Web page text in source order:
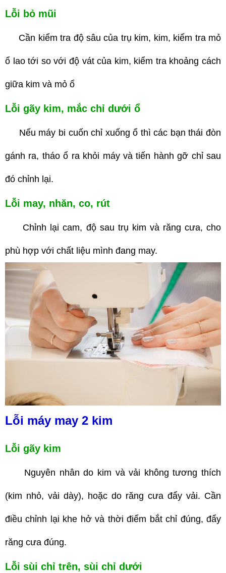
Lỗi bỏ mũi
Cần kiểm tra độ sâu của trụ kim, kim, kiểm tra mỏ
ổ lao tới so với độ vát của kim, kiểm tra khoảng cách
giữa kim và mỏ ổ
Lỗi gãy kim, mắc chỉ dưới ổ
Nếu máy bi cuốn chỉ xuống ổ thì các bạn thái đòn
gánh ra, tháo ổ ra khỏi máy và tiến hành gỡ chỉ sau
đó chỉnh lại.
Lỗi may, nhăn, co, rút
Chỉnh lại cam, độ sau trụ kim và răng cưa, cho
phù hợp với chất liệu mình đang may.
Lỗi máy may 2 kim
Lỗi gãy kim
Nguyên nhân do kim và vải không tương thích
(kim nhỏ, vải dày), hoặc do răng cưa đẩy vải. Cần
điều chỉnh lại khe hở và thời điểm bắt chỉ đúng, đẩy
răng cưa đúng.
Lỗi sùi chỉ trên, sùi chỉ dưới